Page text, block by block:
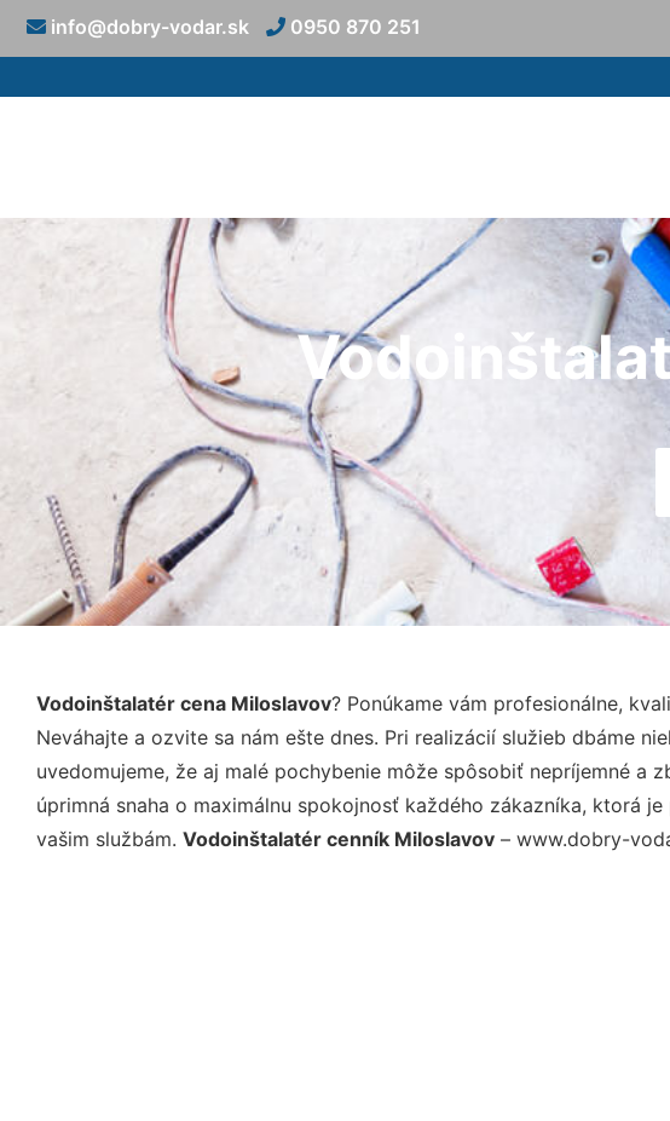
info@dobry-vodar.sk 0950 870 251
Vodoinštalatér cena Miloslavov? Ponúkame vám profesionálne,
Neváhajte a ozvite sa nám ešte dnes. Pri realizácií služieb dbáme
uvedomujeme, že aj malé pochybenie môže spôsobiť nepríjemné
úprimná snaha o maximálnu spokojnosť každého zákazníka, ktorá
vašim službám. Vodoinštalatér cenník Miloslavov – www.dobry-